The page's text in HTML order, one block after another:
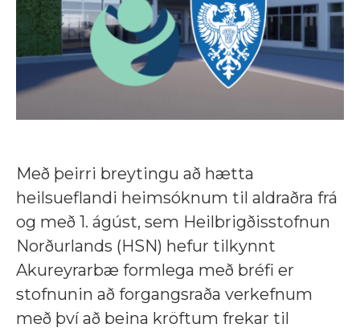
Með þeirri breytingu að hætta
heilsueflandi heimsóknum til aldraðra frá
og með 1. ágúst, sem Heilbrigðisstofnun
Norðurlands (HSN) hefur tilkynnt
Akureyrarbæ formlega með bréfi er
stofnunin að forgangsraða verkefnum
með því að beina kröftum frekar til